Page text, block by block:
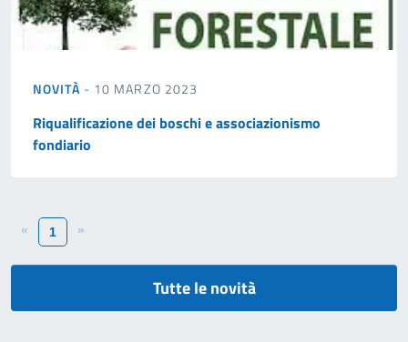
NOVITÀ - 10 MARZO 2023
Riqualificazione dei boschi e associazionismo
fondiario
« 1 »
Tutte le novità